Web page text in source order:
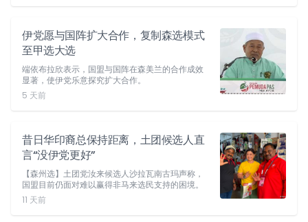
伊党愿与国阵扩大合作，复制森选模式
至甲选大选
端依布拉欣表示，国盟与国阵在森美兰的合作成效
显著，使伊党乐意探究扩大合作。
5 天前
昔日华印裔总保持距离，土团候选人直
言“没伊党更好”
【森州选】土团党汝来候选人沙拉瓦南古玛声称，
国盟目前仍面对难以赢得非马来选民支持的困境。
11 天前